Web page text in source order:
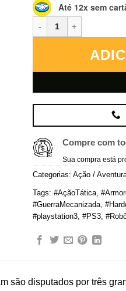
Até 12x sem
Armored Core: Verdict
Compre com
Sua compra está
Categorias: Ação /
Tags: #AçãoTática
#GuerraMecanizada
#playstation3 #PS3
são disputados por três